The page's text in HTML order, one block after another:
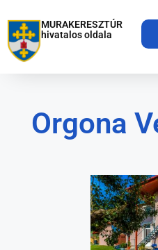
MURAKERESZTÚR
hivatalos oldala
Orgona